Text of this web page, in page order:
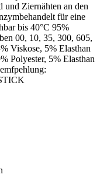
und Ziernähten an den
für eine
bis 40°C 95%
00, 10, 35, 300, 605,
Viskose, 5% Elasthan
Polyester, 5% Elasthan